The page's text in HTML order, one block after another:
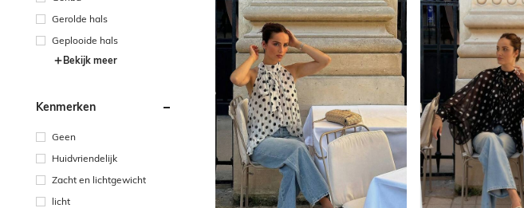
Gerolde hals
Geplooide hals
Bekijk meer
Kenmerken
Geen
Huidvriendelijk
Zacht en lichtgewicht
licht